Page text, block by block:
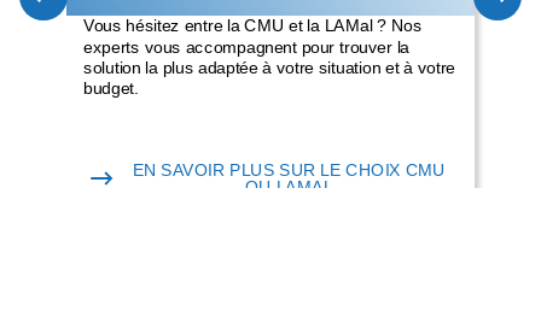
Vous hésitez entre la CMU et la LAMal ? Nos
experts vous accompagnent pour trouver la
solution la plus adaptée à votre situation et à votre
budget.
EN SAVOIR PLUS SUR LE CHOIX CMU
OU LAMAL